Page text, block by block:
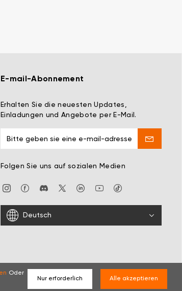
E-mail-Abonnement
Erhalten Sie die neuesten Updates,
Einladungen und Angebote per E-Mail.
Folgen Sie uns auf sozialen Medien
Deutsch
Oder
Nur erforderlich Alle akzeptieren